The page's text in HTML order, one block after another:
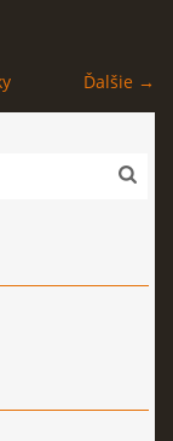
Ďalšie →